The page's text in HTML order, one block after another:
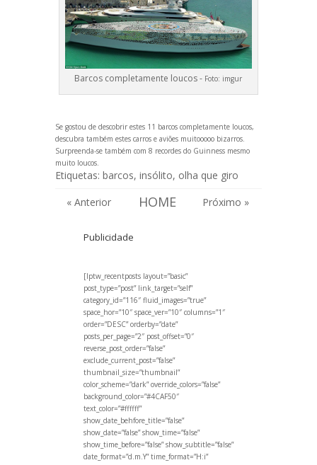
Barcos completamente loucos - Foto: imgur
Se gostou de descobrir estes 11 barcos completamente loucos,
descubra também estes carrose aviõesmuitooooo bizarros.
Surpreenda-se também com 8 recordes do Guinness mesmo
muito loucos.
Etiquetas: barcos, insólito, olha que giro
« Anterior
HOME Próximo »
Publicidade
[lptw_recentposts layout=”basic”
post_type=”post” link_target=”self”
category_id=”116″ fluid_images=”true”
space_hor=”10″ space_ver=”10″ columns=”1″
order=”DESC” orderby=”date”
posts_per_page=”2″ post_offset=”0″
reverse_post_order=”false”
exclude_current_post=”false”
thumbnail_size=”thumbnail”
color_scheme=”dark” override_colors=”false”
background_color=”#4CAF50″
text_color=”#ffffff”
show_date_behfore_title=”false”
show_date=”false” show_time=”false”
show_time_before=”false” show_subtitle=”false”
date_format=”d.m.Y” time_format=”H:i”